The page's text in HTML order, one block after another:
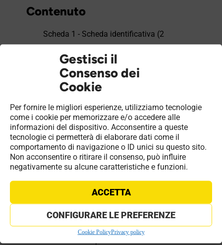
Gestisci il
Consenso dei
Cookie
Per fornire le migliori esperienze, utilizziamo tecnologie
come i cookie per memorizzare e/o accedere alle
informazioni del dispositivo. Acconsentire a queste
tecnologie ci permetterà di elaborare dati come il
comportamento di navigazione o ID unici su questo sito.
Non acconsentire o ritirare il consenso, può influire
negativamente su alcune caratteristiche e funzioni.
ACCETTA
CONFIGURARE LE PREFERENZE
Cookie PolicyPrivacy policy
Contenuto
Scheda 1 - Scheda identificativa (2
Scheda 2 - Trattamento acqua
Scheda 3 - Nomina Terzo
Scheda 4 - Generatori
Scheda 5 - Sistemi di regolazione e
contabilizzazione
Scheda 6 - Sistemi di distribuzione
Scheda 8 - Sistema di accumulo
dell‘impianto